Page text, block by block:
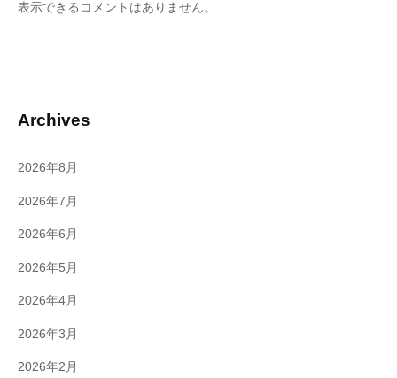
表示できるコメントはありません。
Archives
2026年8月
2026年7月
2026年6月
2026年5月
2026年4月
2026年3月
2026年2月